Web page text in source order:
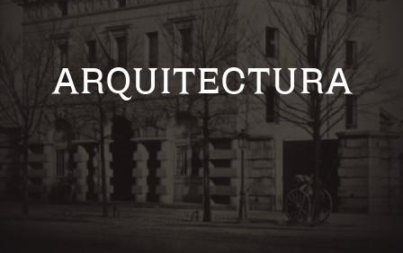
ARQUITECTURA